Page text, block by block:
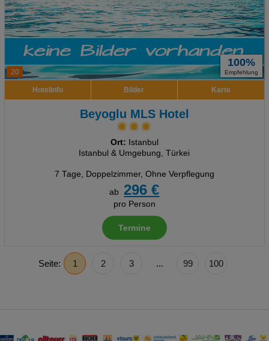
20
100%
Empfehlung
Hotelinfo Bilder Karte
Beyoglu MLS Hotel
Ort: Istanbul
Istanbul & Umgebung, Türkei
7 Tage, Doppelzimmer, Ohne Verpflegung
ab
296 €
pro Person
Termine
Seite: 1 2 3 ... 99 100